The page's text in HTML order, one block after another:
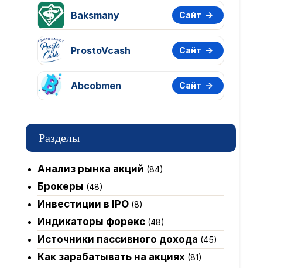
Baksmany Сайт
ProstoVcash Сайт
Abcobmen Сайт
Разделы
Анализ рынка акций (84)
Брокеры (48)
Инвестиции в IPO(8)
Индикаторы форекс(48)
Источники пассивного дохода (45)
Как зарабатывать на акциях(81)